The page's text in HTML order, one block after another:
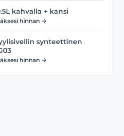
kahvalla + kansi
hinnan →
synteettinen
hinnan →